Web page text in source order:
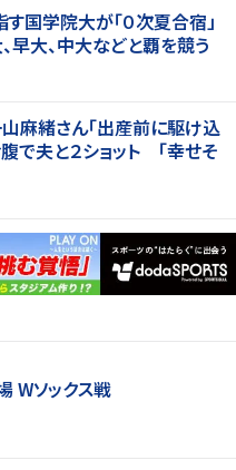
国学院大が「０次夏合宿」
早大、中大などと覇を競う
麻緒さん「出産前に駆け込
腹で夫と２ショット 「幸せそ
Wソックス戦